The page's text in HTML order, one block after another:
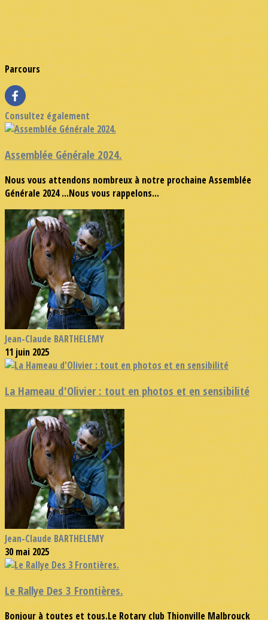
Parcours
Consultez également
Assemblée Générale 2024.
Nous vous attendons nombreux à notre prochaine Assemblée
Générale 2024 ...Nous vous rappelons...
Jean-Claude BARTHELEMY
11 juin 2025
La Hameau d'Olivier : tout en photos et en sensibilité
Jean-Claude BARTHELEMY
30 mai 2025
Le Rallye Des 3 Frontières.
Bonjour à toutes et tous.Le Rotary club Thionville Malbrouck